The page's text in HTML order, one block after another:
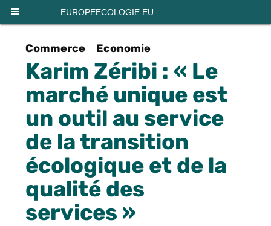
EUROPEECOLOGIE.EU
Commerce Economie
Karim Zéribi : « Le
marché unique est
un outil au service
de la transition
écologique et de la
qualité des
services »